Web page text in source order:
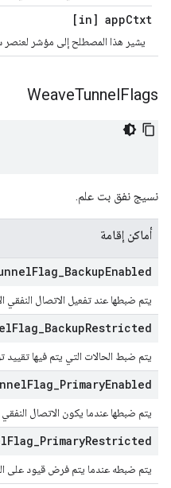
[in] appCtxt
يشير هذا المصطلح إلى مؤشر لعنصر
WeaveTunnelFlags
نسيج نفق بت علم.
أماكن إقامة
Flag BackupEnabled
يتم ضبطها عند تفعيل الاتصال النفقي
Flag BackupRestricted
يتم ضبط الحالات التي يتم فيها تقييد
Flag PrimaryEnabled
يتم ضبطها عندما يكون الاتصال النفقي
Flag PrimaryRestricted
يتم ضبطه عندما يتم فرض قيود على